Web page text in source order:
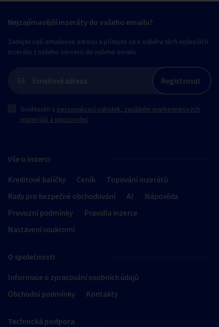
Vše o inzerci
Kreditové balíčky Ceník
Topování inzerátů
Rady pro bezpečné obchodování
AI
Nápověda
Provozní podmínky
Pravidla inzerce
Nastavení soukromí
O společnosti
Informace o zpracování osobních údajů
Obchodní podmínky
Kontakty
Technická podpora
Nejzajímavější inzeráty do vašeho emailu?
Zadejte vaši emailovou adresu a přidejte se k odběru těch nejlepších
inzerátu z našeho serveru do vašeho emailu.
Souhlasím s personalizací nabídek, zasíláním marketingových
materiálů a upozornění.